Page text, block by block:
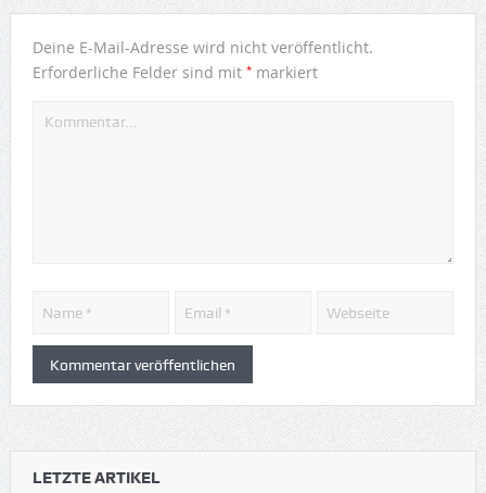
Deine E-Mail-Adresse wird nicht veröffentlicht.
Erforderliche Felder sind mit *markiert
LETZTE ARTIKEL